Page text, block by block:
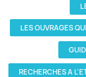
LES OUVRAGES
RECHERCHES A